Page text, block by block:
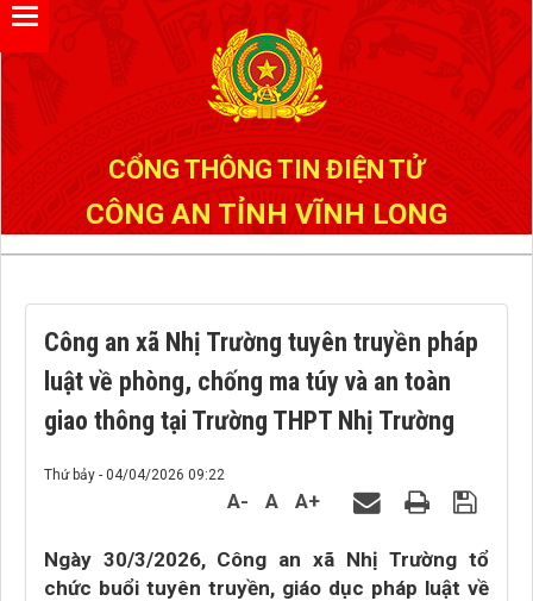
CỔNG THÔNG TIN ĐIỆN TỬ
CÔNG AN TỈNH VĨNH LONG
Công an xã Nhị Trường tuyên truyền pháp
luật về phòng, chống ma túy và an toàn
giao thông tại Trường THPT Nhị Trường
Thứ bảy - 04/04/2026 09:22
A- A A+
Ngày 30/3/2026, Công an xã Nhị Trường tổ
chức buổi tuyên truyền, giáo dục pháp luật về